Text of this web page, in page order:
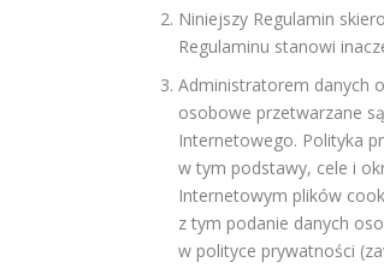
Niniejszy Regulamin
Regulaminu stanowi
Administratorem danych
osobowe przetwarzane
Internetowego. Polityka
w tym podstawy, cele i
Internetowym plików
z tym podanie danych
w polityce prywatności